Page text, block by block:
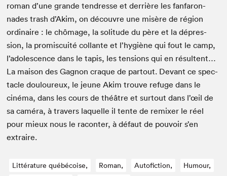
roman d’une grande ten­dresse et der­rière les fan­faron­
nades trash d’Akim, on décou­vre une mis­ère de région
ordi­naire : le chô­mage, la soli­tude du père et la dépres­
sion, la promis­cuité col­lante et l’hygiène qui fout le camp,
l’adolescence dans le tapis, les ten­sions qui en résul­tent…
La mai­son des Gagnon craque de partout. Devant ce spec­
ta­cle douloureux, le jeune Akim trou­ve refuge dans le
ciné­ma, dans les cours de théâtre et surtout dans l’œil de
sa caméra, à tra­vers laque­lle il tente de remix­er le réel
pour mieux nous le racon­ter, à défaut de pou­voir s’en
extraire.
Littérature québécoise, Roman, Autofiction,
Humour,